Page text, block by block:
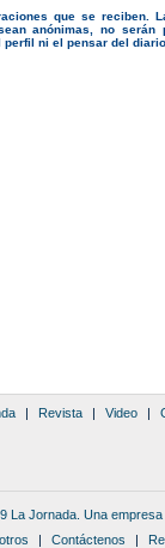
que se reciben.
anónimas, no serán
ni el pensar del
| Revista | Video |
La Jornada. Una
| Contáctenos |